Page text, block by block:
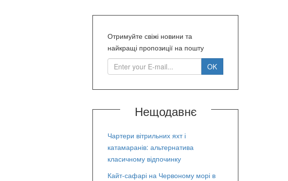
Отримуйте свіжі новини та
найкращі пропозиції на пошту
Нещодавнє
Чартери вітрильних яхт і
катамаранів: альтернатива
класичному відпочинку
Кайт-сафарі на Червоному морі в